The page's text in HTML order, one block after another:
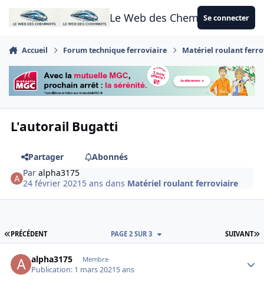
Aller au contenu
Le Web des CheminotsSe connecter
Accueil Forum technique ferroviaire Matériel roulant
L'autorail Bugatti
Partager
Abonnés
Paralpha3175
24 février 2021 5 ans dans Matériel roulant ferroviaire
PREMIÈRE PAGE
PRÉCÉDENT SUIVANT
PAGE 2 SUR 3
alpha3175 Membre
Publication: 1 mars 20215 ans